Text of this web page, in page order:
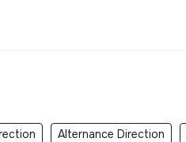
Alternance Direction